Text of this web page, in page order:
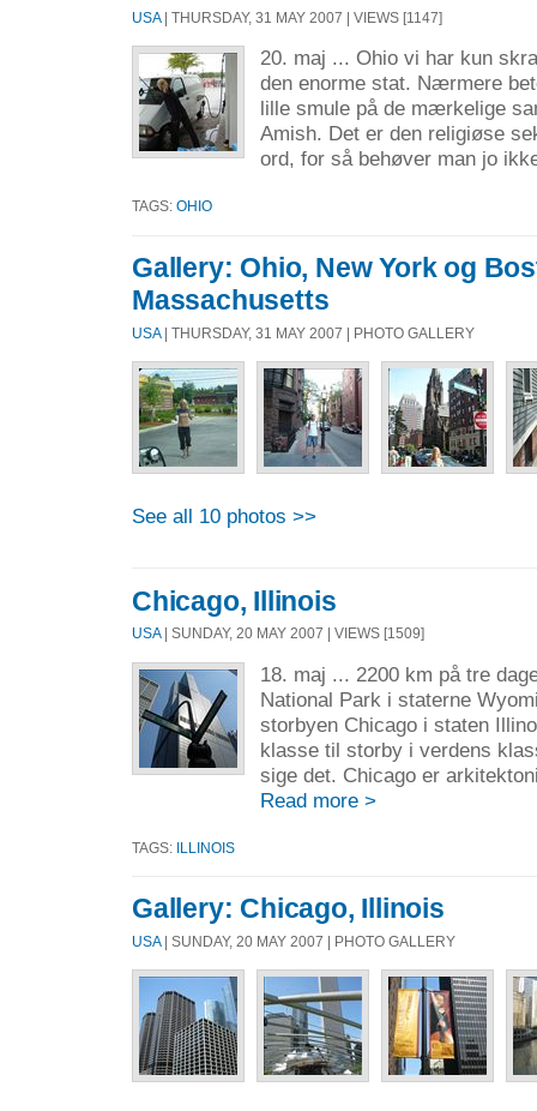
USA| THURSDAY, 31 MAY 2007 | VIEWS [1147]
20. maj ... Ohio vi har kun
den enorme stat. Nærmere
lille smule på de mærkelige
Amish. Det er den religiøse
ord, for så behøver man jo
TAGS: OHIO
Gallery: Ohio, New York og
Massachusetts
USA| THURSDAY, 31 MAY 2007 | PHOTO GALLERY
See all 10 photos >>
Chicago, Illinois
USA| SUNDAY, 20 MAY 2007 | VIEWS [1509]
18. maj ... 2200 km på tre
National Park i staterne
storbyen Chicago i staten
klasse til storby i verdens
sige det. Chicago er
Read more >
TAGS: ILLINOIS
Gallery: Chicago, Illinois
USA| SUNDAY, 20 MAY 2007 | PHOTO GALLERY